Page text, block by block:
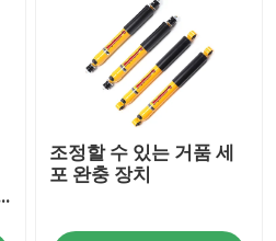
조정할 수 있는 거품 세
포 완충 장치